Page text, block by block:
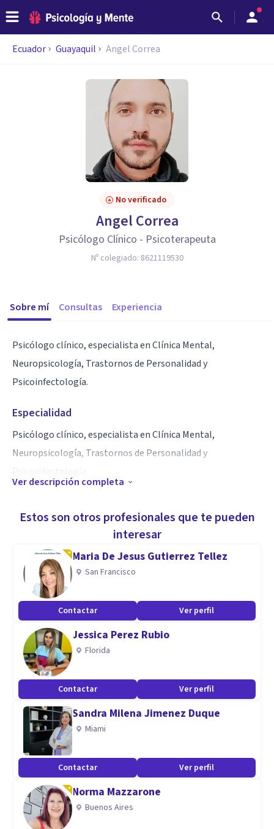
Ecuador Guayaquil Angel Correa
No verificado
Angel Correa
Psicólogo Clínico - Psicoterapeuta
Nº colegiado: 8621119530
Sobre mí Consultas Experiencia
Psicólogo clínico, especialista en Clínica Mental,
Neuropsicología, Trastornos de Personalidad y
Psicoinfectología.
Especialidad
Psicólogo clínico, especialista en Clínica Mental,
Neuropsicología, Trastornos de Personalidad y
Psicólogo Clínico, especialista en Clínica Mental
(Psiquiatría) con diplomados en: Psicoinfectología,
Tratamiento de Trastornos de Personalidad, Psico-
oncología, Psicología Forense, Psicología de Género,
Psicoinmunoendocrinología, Psicología Infactojuvenil,
Psicoterapia Psicoanalítica y Psicoterapia Breve Intensiva y
de Urgencias (PBIU).
Ver descripción completa
Estos son otros profesionales que te pueden
interesar
Maria De Jesus Gutierrez Tellez
San Francisco
Contactar Ver perfil
Jessica Perez Rubio
Florida
Contactar Ver perfil
Sandra Milena Jimenez Duque
Miami
Contactar Ver perfil
Norma Mazzarone
Buenos Aires